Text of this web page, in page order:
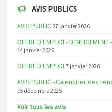
AVIS PUBLICS
AVIS PUBLIC 27 janvier 2026
OFFRE D'EMPLOI - DÉNEIGEMENT
14 janvier 2026
OFFRE D'EMPLOI 7 janvier 2026
AVIS PUBLIC - Calendrier des
15 décembre 2025
Voir tous les avis